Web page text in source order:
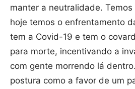
manter a neutralidade.
hoje temos o enfrentamento
tem a Covid-19 e tem o
para morte, incentivando a
com gente morrendo lá
postura como a favor de um